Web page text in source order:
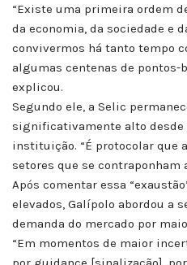
“Existe uma primeira ordem
da economia, da sociedade e
convivermos há tanto tempo
algumas centenas de pontos-
explicou.
Segundo ele, a Selic
significativamente alto desde
instituição. “É protocolar que
setores que se contraponham
Após comentar essa
elevados, Galípolo abordou a
demanda do mercado por
“Em momentos de maior